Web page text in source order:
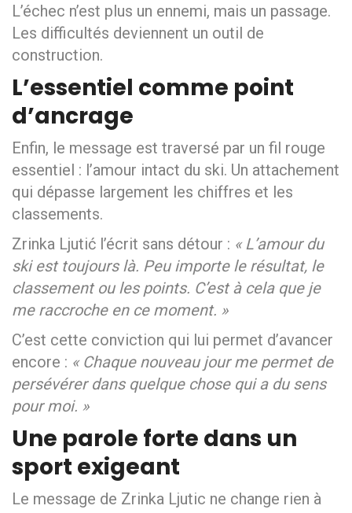
L’échec n’est plus un ennemi, mais un passage.
Les difficultés deviennent un outil de
construction.
L’essentiel comme point
d’ancrage
Enfin, le message est traversé par un fil rouge
essentiel : l’amour intact du ski. Un attachement
qui dépasse largement les chiffres et les
classements.
Zrinka Ljutić l’écrit sans détour : « L’amour du
ski est toujours là. Peu importe le résultat, le
classement ou les points. C’est à cela que je
me raccroche en ce moment. »
C’est cette conviction qui lui permet d’avancer
encore : « Chaque nouveau jour me permet de
persévérer dans quelque chose qui a du sens
pour moi. »
Une parole forte dans un
sport exigeant
Le message de Zrinka Ljutic ne change rien à